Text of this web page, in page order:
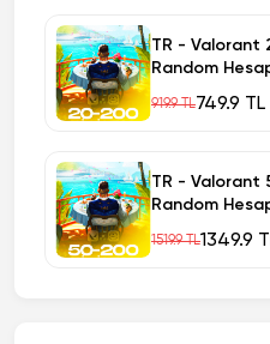
TR - Valorant
Random
919.9 TL749.9 TL
TR - Valorant
Random
1519.9 TL1349.9